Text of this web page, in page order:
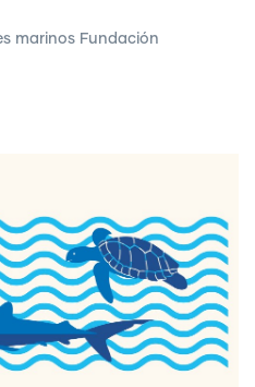
marinos Fundación